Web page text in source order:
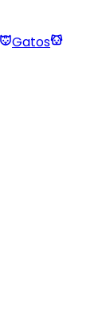
Gatos